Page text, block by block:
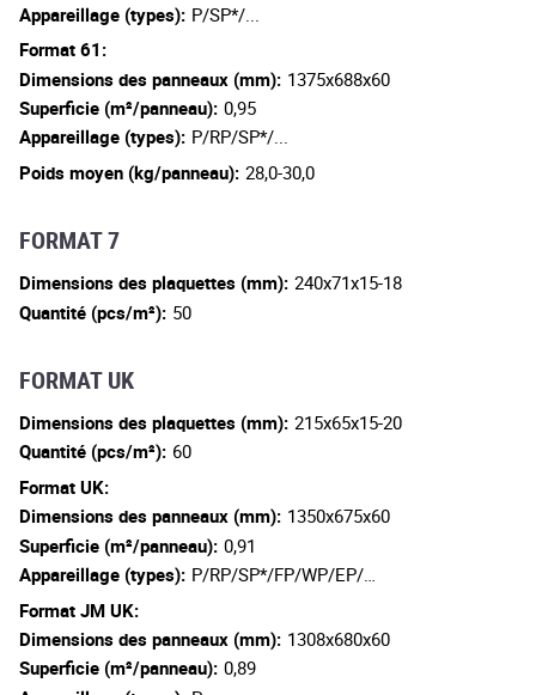
Appareillage (types): P/SP*/...
Format 61:
Dimensions des panneaux (mm): 1375x688x60
Superficie (m²/panneau): 0,95
Appareillage (types): P/RP/SP*/...
Poids moyen (kg/panneau): 28,0-30,0
FORMAT 7
Dimensions des plaquettes (mm): 240x71x15-18
Quantité (pcs/m²): 50
FORMAT UK
Dimensions des plaquettes (mm): 215x65x15-20
Quantité (pcs/m²): 60
Format UK:
Dimensions des panneaux (mm): 1350x675x60
Superficie (m²/panneau): 0,91
Appareillage (types): P/RP/SP*/FP/WP/EP/…
Format JM UK:
Dimensions des panneaux (mm): 1308x680x60
Superficie (m²/panneau): 0,89